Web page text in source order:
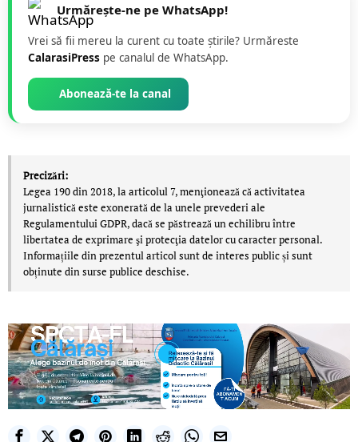
Urmărește-ne pe WhatsApp!
Vrei să fii mereu la curent cu toate știrile? Urmăreste
CalarasiPress pe canalul de WhatsApp.
Abonează-te la canal
Precizări:
Legea 190 din 2018, la articolul 7, menţionează că activitatea
jurnalistică este exonerată de la unele prevederi ale
Regulamentului GDPR, dacă se păstrează un echilibru între
libertatea de exprimare şi protecţia datelor cu caracter personal.
Informațiile din prezentul articol sunt de interes public și sunt
obținute din surse publice deschise.